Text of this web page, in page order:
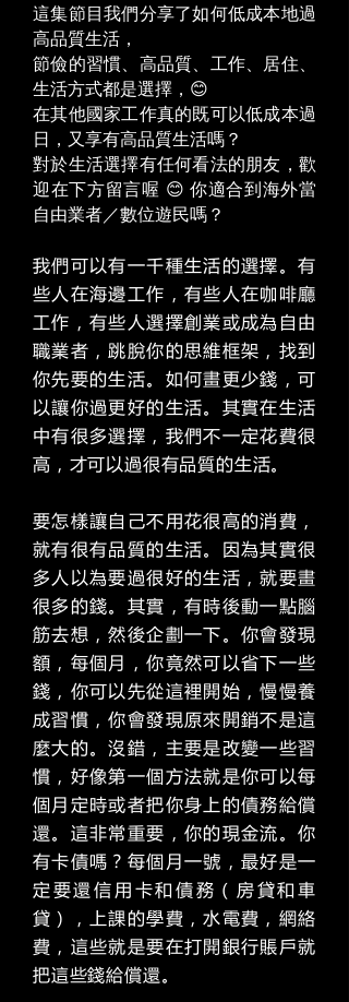
這集節目我們分享了如何低成本地過
高品質生活，
節儉的習慣、高品質、工作、居住、
生活方式都是選擇，😊
在其他國家工作真的既可以低成本過
日，又享有高品質生活嗎？
對於生活選擇有任何看法的朋友，歡
迎在下方留言喔 😊 你適合到海外當
自由業者／數位遊民嗎？
我們可以有一千種生活的選擇。有
些人在海邊工作，有些人在咖啡廳
工作，有些人選擇創業或成為自由
職業者，跳脫你的思維框架，找到
你先要的生活。 如何畫更少錢，可
以讓你過更好的生活。其實在生活
中有很多選擇，我們不一定花費很
高，才可以過很有品質的生活。
要怎樣讓自己不用花很高的消費，
就有很有品質的生活。因為其實很
多人以為要過很好的生活，就要畫
很多的錢。其實，有時後動一點腦
筋去想，然後企劃一下。你會發現
額，每個月，你竟然可以省下一些
錢，你可以先從這裡開始，慢慢養
成習慣，你會發現原來開銷不是這
麼大的。沒錯，主要是改變一些習
慣，好像第一個方法就是你可以每
個月定時或者把你身上的債務給償
還。這非常重要，你的現金流。你
有卡債嗎？每個月一號，最好是一
定要還信用卡和債務（房貸和車
貸），上課的學費，水電費，網絡
費，這些就是要在打開銀行賬戶就
把這些錢給償還。